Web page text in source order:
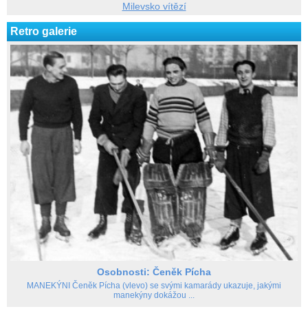
Milevsko vítězí
Retro galerie
Osobnosti: Čeněk Pícha
MANEKÝNI Čeněk Pícha (vlevo) se svými kamarády ukazuje, jakými
manekýny dokážou ...